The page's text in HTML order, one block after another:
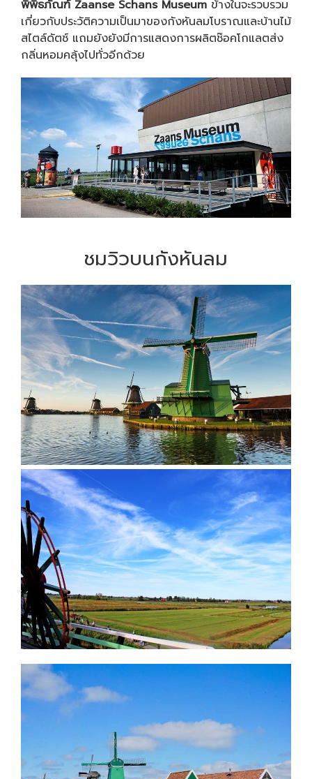
พิพิธภัณฑ์ Zaanse Schans Museum ข้างในจะรวบรวม
เกี่ยวกับประวัติความเป็นมาของกังหันลมโบราณและบ้านไม้
สไตล์ดัตช์ แถมยังยังมีการแสดงการผลิตช๊อคโกแลตส่ง
กลิ่นหอมคลุ้งไปทั่วอีกด้วย
ชมวิวบนกังหันลม